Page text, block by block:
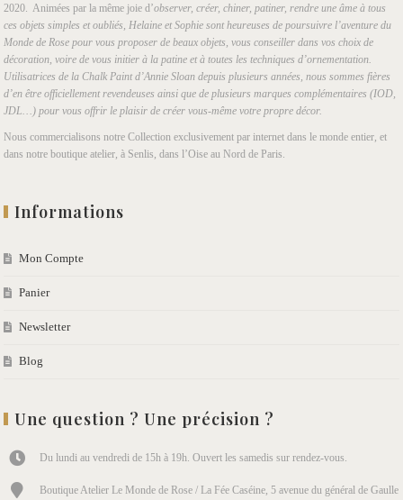
2020. Animées par la même joie d’observer, créer, chiner, patiner, rendre une âme à tous
ces objets simples et oubliés, Helaine et Sophie sont heureuses de poursuivre l’aventure du
Monde de Rose pour vous proposer de beaux objets, vous conseiller dans vos choix de
décoration, voire de vous initier à la patine et à toutes les techniques d’ornementation.
Utilisatrices de la Chalk Paint d’Annie Sloan depuis plusieurs années, nous sommes fières
d’en être officiellement revendeuses ainsi que de plusieurs marques complémentaires (IOD,
JDL…) pour vous offrir le plaisir de créer vous-même votre propre décor.
Nous commercialisons notre Collection exclusivement par internet dans le monde entier, et
dans notre boutique atelier, à Senlis, dans l’Oise au Nord de Paris.
Informations
Mon Compte
Panier
Newsletter
Blog
Une question ? Une précision ?
Du lundi au vendredi de 15h à 19h. Ouvert les samedis sur rendez-vous.
Boutique Atelier Le Monde de Rose / La Fée Caséine, 5 avenue du général de Gaulle